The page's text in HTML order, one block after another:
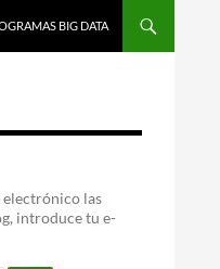
BIG DATA
las
introduce tu e-